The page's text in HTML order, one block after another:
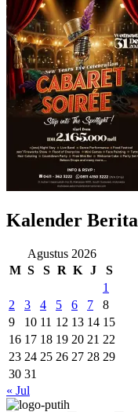
Kalender Berita
Agustus 2026
M S S R K J
S
1
2
3 4 5 6 7
8
9
10 11 12 13 14 15
16 17 18 19 20 21 22
23 24 25 26 27 28 29
30 31
« Jul